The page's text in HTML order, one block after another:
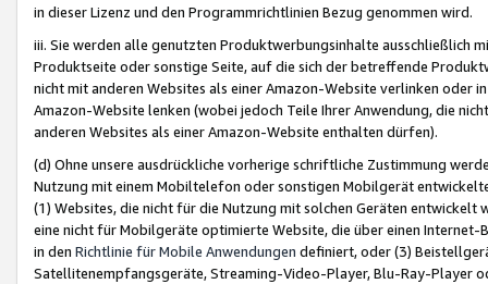
in dieser Lizenz und den Programmrichtlinien Bezug genommen wird.
iii. Sie werden alle genutzten Produktwerbungsinhalte ausschließlich
Produktseite oder sonstige Seite, auf die sich der betreffende
nicht mit anderen Websites als einer Amazon-Website verlinken oder
Amazon-Website lenken (wobei jedoch Teile Ihrer Anwendung, die
anderen Websites als einer Amazon-Website enthalten dürfen).
(d) Ohne unsere ausdrückliche vorherige schriftliche Zustimmung
Nutzung mit einem Mobiltelefon oder sonstigen Mobilgerät
(1) Websites, die nicht für die Nutzung mit solchen Geräten
eine nicht für Mobilgeräte optimierte Website, die über einen
in den Richtlinie für Mobile Anwendungen definiert, oder (3)
Satellitenempfangsgeräte, Streaming-Video-Player, Blu-Ray-Player